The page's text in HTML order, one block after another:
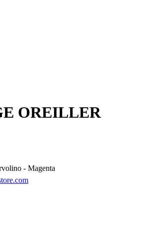
OREILLER
- Magenta